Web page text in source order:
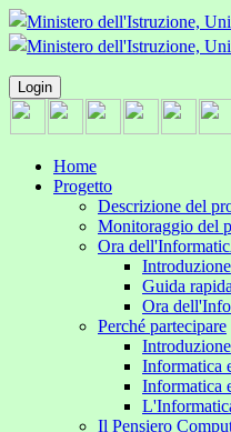
Login
Home
Progetto
Descrizione del
Monitoraggio del
Ora
Introduzione
Guida
Ora
Perché partecipare
Introduzione
Informatica
Informatica
Il Pensiero